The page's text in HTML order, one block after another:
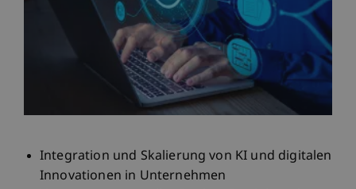
Integration und Skalierung von KI und digitalen
Innovationen in Unternehmen​